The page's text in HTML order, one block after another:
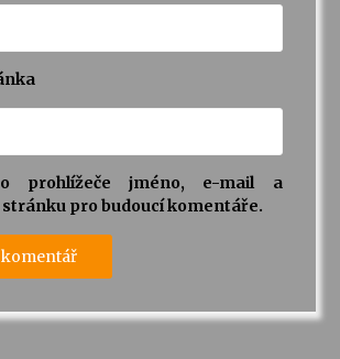
prohlížeče jméno, e-mail a
stránku pro budoucí komentáře.